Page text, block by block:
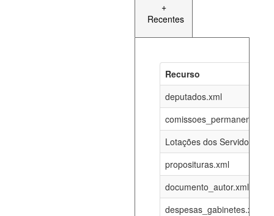
+
Recentes
Recurso
deputados.xml
Lotações dos Servidores
proposituras.xml
documento_autor.xml
despesas_gabinetes.xml
documento_andamento_atual.xml
06-08-
funcionarios_lotacoes.xml
funcionarios_cargos.xml 12-05-